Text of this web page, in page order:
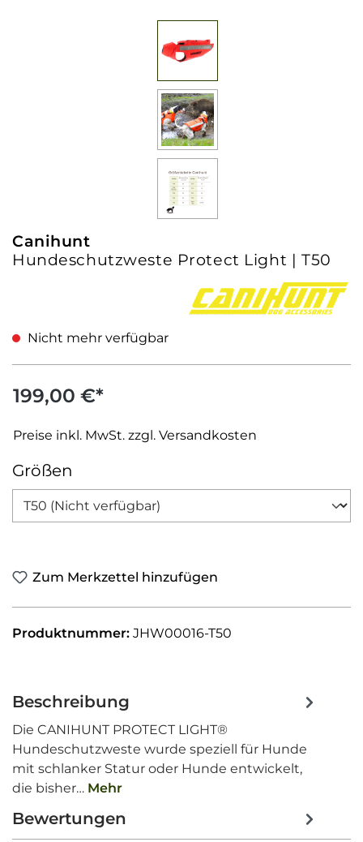
Canihunt
Hundeschutzweste Protect Light | T50
199,00 €*
Preise inkl. MwSt. zzgl. Versandkosten
Nicht mehr verfügbar
Größen
Zum Merkzettel hinzufügen
Produktnummer: JHW00016-T50
Beschreibung
Die CANIHUNT PROTECT LIGHT®
Hundeschutzweste wurde speziell für Hunde
mit schlanker Statur oder Hunde entwickelt,
die bisher… Mehr
Bewertungen